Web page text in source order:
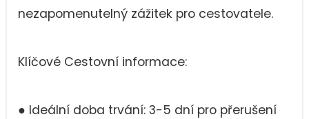
nezapomenutelný zážitek pro cestovatele.
Klíčové Cestovní informace:
● Ideální doba trvání: 3-5 dní pro přerušení